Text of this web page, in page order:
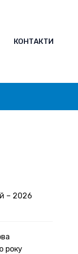
КОНТАКТИ
– 2026
року